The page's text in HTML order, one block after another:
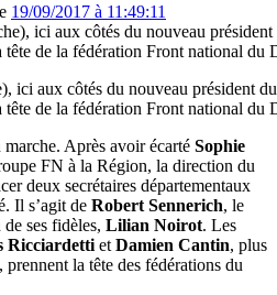
19/09/2017 à 11:49:11
ici aux côtés du nouveau président
de la fédération Front national du
Après avoir écarté Sophie
FN à la Région, la direction du
deux secrétaires départementaux
Il s’agit de Robert Sennerich, le
ses fidèles, Lilian Noirot. Les
Ricciardetti et Damien Cantin, plus
la tête des fédérations du